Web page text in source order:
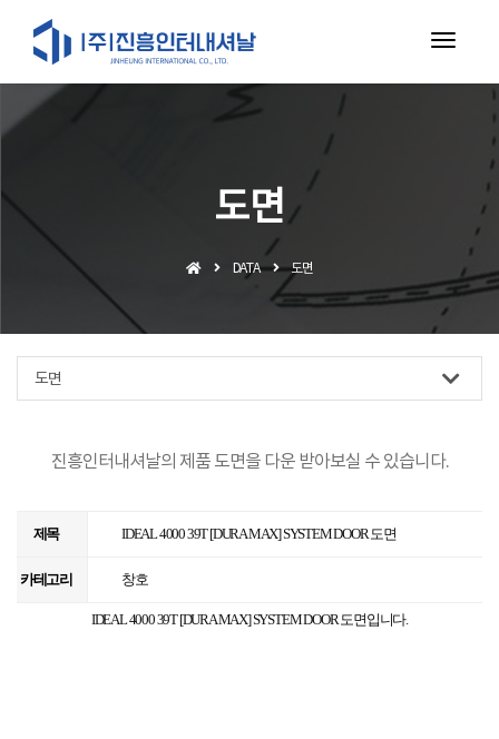
도면
DATA 도면
도면
진흥인터내셔날의 제품 도면을 다운 받아보실 수 있습니다.
제목 IDEAL 4000 39T [DURA MAX] SYSTEM DOOR 도면
카테고리 창호
IDEAL 4000 39T [DURA MAX] SYSTEM DOOR 도면입니다.